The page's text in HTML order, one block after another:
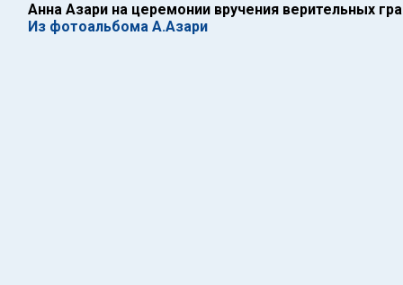
Анна Азари на церемонии вручения верительных
Из фотоальбома А.Азари